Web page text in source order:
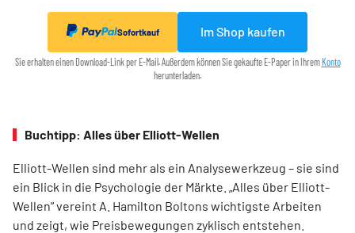
Sofortkauf Im Shop kaufen
Sie erhalten einen Download-Link per E-Mail. Außerdem können Sie gekaufte E-Paper in IhremKonto
herunterladen.
Buchtipp: Alles über Elliott-Wellen
Elliott-Wellen sind mehr als ein Analysewerkzeug – sie sind
ein Blick in die Psychologie der Märkte. „Alles über Elliott-
Wellen“ vereint A. Hamilton Boltons wichtigste Arbeiten
und zeigt, wie Preisbewegungen zyklisch entstehen.